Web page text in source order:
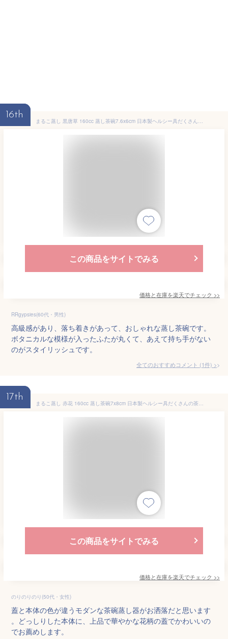
16th
まるこ蒸し 黒唐草 160cc 蒸し茶碗7.6x6cm 日本製ヘルシー具だくさんの茶碗むし 温かい蒸し物業務用 茶碗蒸し容器 蒸茶碗 蒸し碗
この商品をサイトでみる
価格と在庫を楽天でチェック >>
RRgypsies(60代・男性)
高級感があり、落ち着きがあって、おしゃれな蒸し茶碗です。
ボタニカルな模様が入ったふたが丸くて、あえて持ち手がない
のがスタイリッシュです。
全てのおすすめコメント (1件) >
17th
まるこ蒸し 赤花 160cc 蒸し茶碗7x8cm 日本製ヘルシー具だくさんの茶碗むし 温かい蒸し物業務用 茶碗蒸し容器 蒸茶碗 蒸し碗
この商品をサイトでみる
価格と在庫を楽天でチェック >>
のりのりのり(50代・女性)
蓋と本体の色が違うモダンな茶碗蒸し器がお洒落だと思います
。どっしりした本体に、上品で華やかな花柄の蓋でかわいいの
でお薦めします。